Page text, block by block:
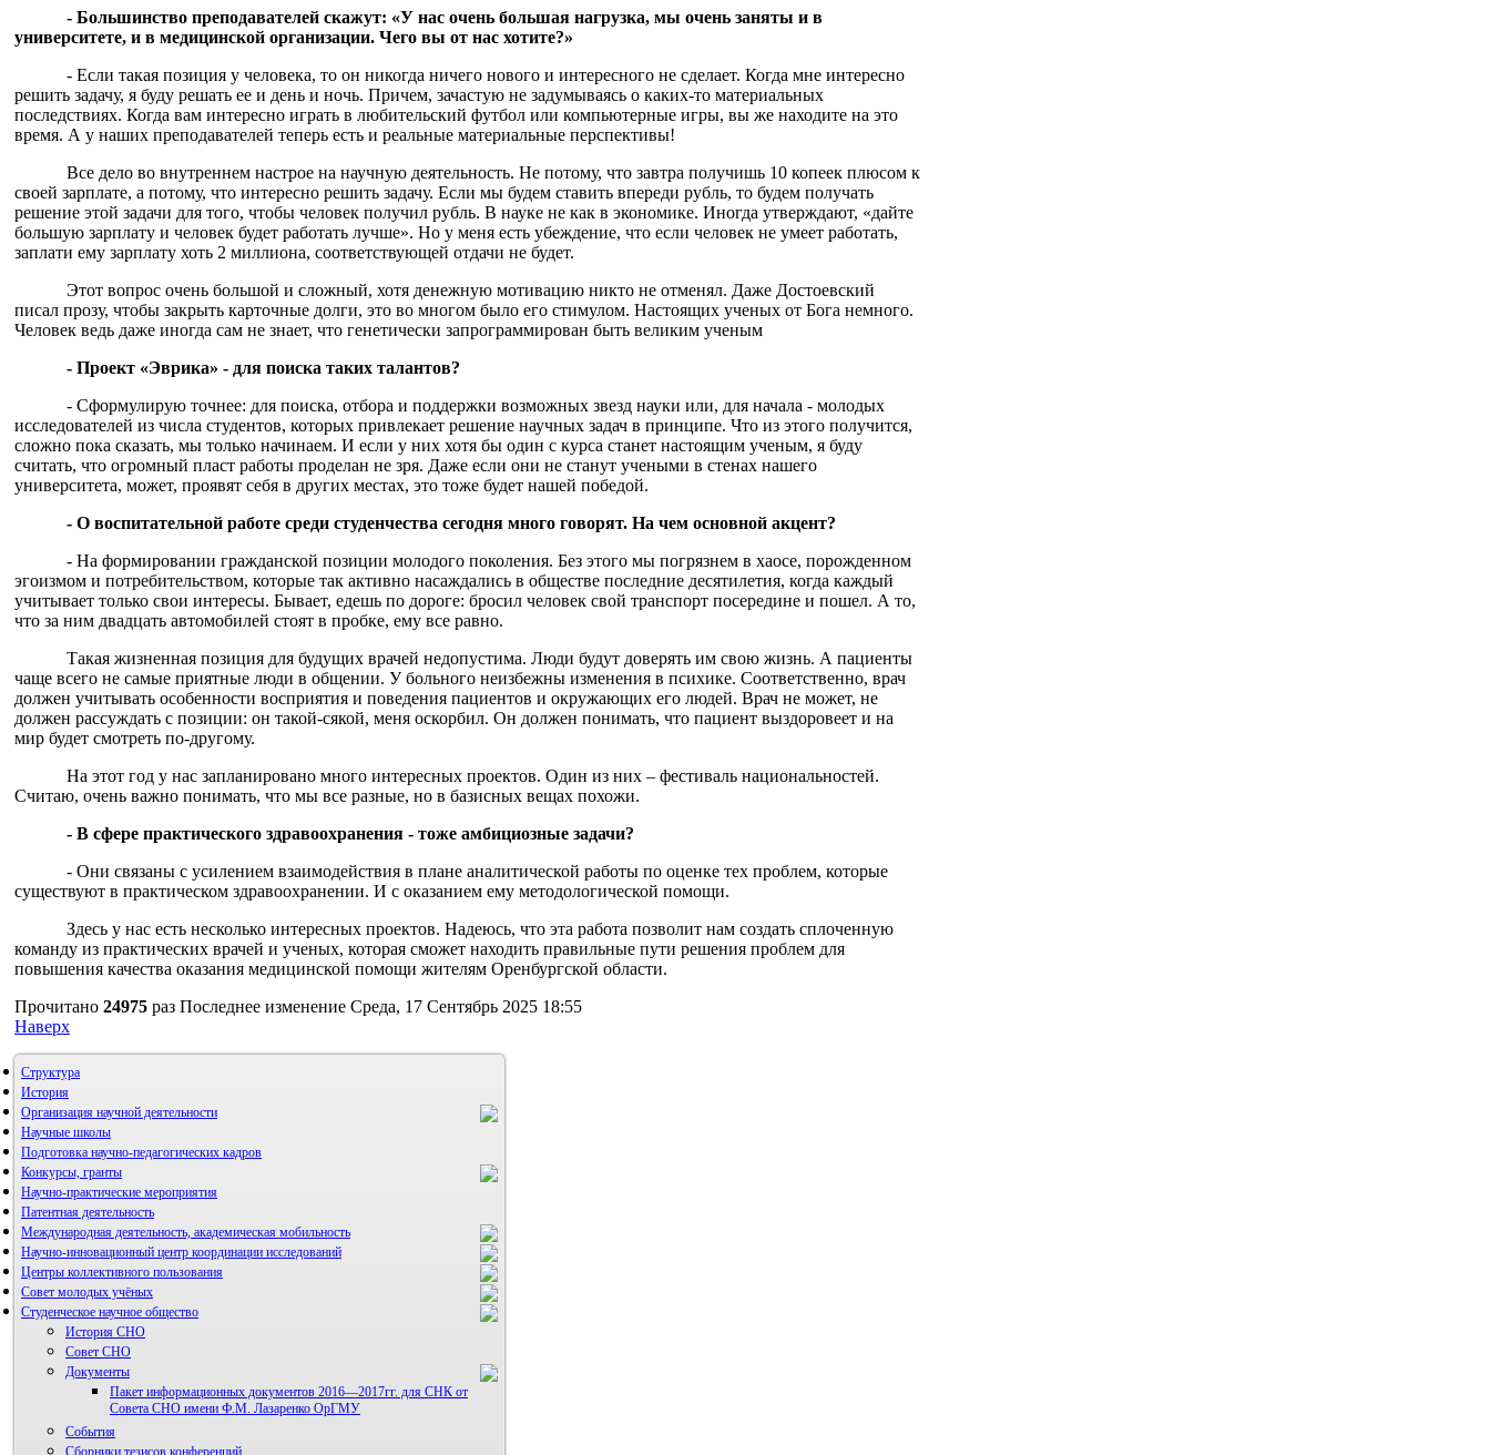
- Большинство преподавателей скажут: «У нас очень большая нагрузка, мы очень заняты и в
университете, и в медицинской организации. Чего вы от нас хотите?»
- Если такая позиция у человека, то он никогда ничего нового и интересного не сделает. Когда мне интересно
решить задачу, я буду решать ее и день и ночь. Причем, зачастую не задумываясь о каких-то материальных
последствиях. Когда вам интересно играть в любительский футбол или компьютерные игры, вы же находите на это
время. А у наших преподавателей теперь есть и реальные материальные перспективы!
Все дело во внутреннем настрое на научную деятельность. Не потому, что завтра получишь 10 копеек плюсом к
своей зарплате, а потому, что интересно решить задачу. Если мы будем ставить впереди рубль, то будем получать
решение этой задачи для того, чтобы человек получил рубль. В науке не как в экономике. Иногда утверждают, «дайте
большую зарплату и человек будет работать лучше». Но у меня есть убеждение, что если человек не умеет работать,
заплати ему зарплату хоть 2 миллиона, соответствующей отдачи не будет.
Этот вопрос очень большой и сложный, хотя денежную мотивацию никто не отменял. Даже Достоевский
писал прозу, чтобы закрыть карточные долги, это во многом было его стимулом. Настоящих ученых от Бога немного.
Человек ведь даже иногда сам не знает, что генетически запрограммирован быть великим ученым
- Проект «Эврика» - для поиска таких талантов?
- Сформулирую точнее: для поиска, отбора и поддержки возможных звезд науки или, для начала - молодых
исследователей из числа студентов, которых привлекает решение научных задач в принципе. Что из этого получится,
сложно пока сказать, мы только начинаем. И если у них хотя бы один с курса станет настоящим ученым, я буду
считать, что огромный пласт работы проделан не зря. Даже если они не станут учеными в стенах нашего
университета, может, проявят себя в других местах, это тоже будет нашей победой.
- О воспитательной работе среди студенчества сегодня много говорят. На чем основной акцент?
- На формировании гражданской позиции молодого поколения. Без этого мы погрязнем в хаосе, порожденном
эгоизмом и потребительством, которые так активно насаждались в обществе последние десятилетия, когда каждый
учитывает только свои интересы. Бывает, едешь по дороге: бросил человек свой транспорт посередине и пошел. А то,
что за ним двадцать автомобилей стоят в пробке, ему все равно.
Такая жизненная позиция для будущих врачей недопустима. Люди будут доверять им свою жизнь. А пациенты
чаще всего не самые приятные люди в общении. У больного неизбежны изменения в психике. Соответственно, врач
должен учитывать особенности восприятия и поведения пациентов и окружающих его людей. Врач не может, не
должен рассуждать с позиции: он такой-сякой, меня оскорбил. Он должен понимать, что пациент выздоровеет и на
мир будет смотреть по-другому.
На этот год у нас запланировано много интересных проектов. Один из них – фестиваль национальностей.
Считаю, очень важно понимать, что мы все разные, но в базисных вещах похожи.
- В сфере практического здравоохранения - тоже амбициозные задачи?
- Они связаны с усилением взаимодействия в плане аналитической работы по оценке тех проблем, которые
существуют в практическом здравоохранении. И с оказанием ему методологической помощи.
Здесь у нас есть несколько интересных проектов. Надеюсь, что эта работа позволит нам создать сплоченную
команду из практических врачей и ученых, которая сможет находить правильные пути решения проблем для
повышения качества оказания медицинской помощи жителям Оренбургской области.
Прочитано 24975 раз Последнее изменение Среда, 17 Сентябрь 2025 18:55
Наверх
Структура
История
Организация научной деятельности
Научные школы
Подготовка научно-педагогических кадров
Конкурсы, гранты
Научно-практические мероприятия
Патентная деятельность
Международная деятельность, академическая мобильность
Научно-инновационный центр координации исследований
НИИ микрохирургии и клинической анатомии
Центры коллективного пользования
Совет молодых учёных
Студенческое научное общество
История СНО
Совет СНО
Документы
Пакет информационных документов 2016—2017гг. для СНК от
Совета СНО имени Ф.М. Лазаренко ОрГМУ
События
Сборники тезисов конференций